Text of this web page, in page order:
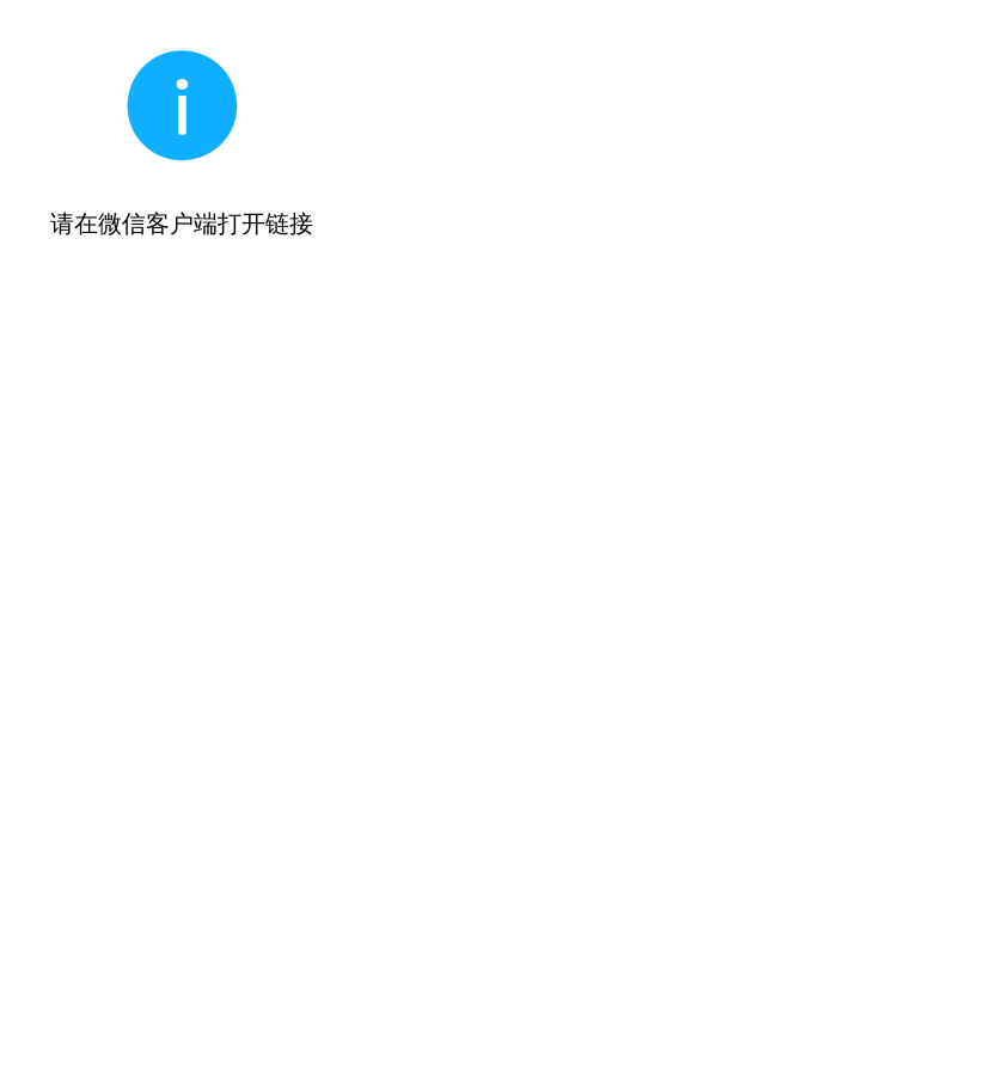
请在微信客户端打开链接